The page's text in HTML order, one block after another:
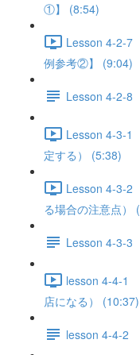
①】 (8:54)
Lesson 4-2-7
例参考②】 (9:04)
Lesson 4-2-8
Lesson 4-3-1
定する） (5:38)
Lesson 4-3-2
る場合の注意点）
Lesson 4-3-3
lesson 4-4-1
店になる） (10:37)
lesson 4-4-2